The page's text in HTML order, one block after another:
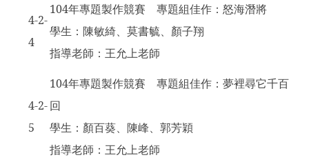
4-2-
4
104年專題製作競賽 專題組佳作：怒海潛將
學生：陳敏綺、莫書毓、顏子翔
指導老師：王允上老師
4-2-
5
104年專題製作競賽 專題組佳作：夢裡尋它千百
回
學生：顏百葵、陳峰、郭芳穎
指導老師：王允上老師